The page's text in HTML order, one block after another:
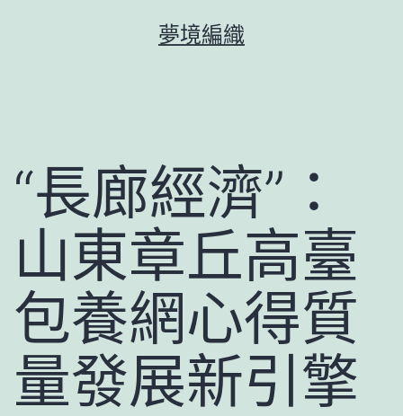
夢境編織
“長廊經濟”：
山東章丘高臺
包養網心得質
量發展新引擎